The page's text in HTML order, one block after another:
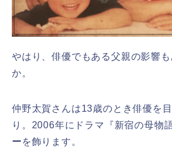
やはり、俳優でもある父親の影響
か。
仲野太賀さんは13歳のとき俳優を
り。2006年にドラマ『新宿の母物
ーを飾ります。